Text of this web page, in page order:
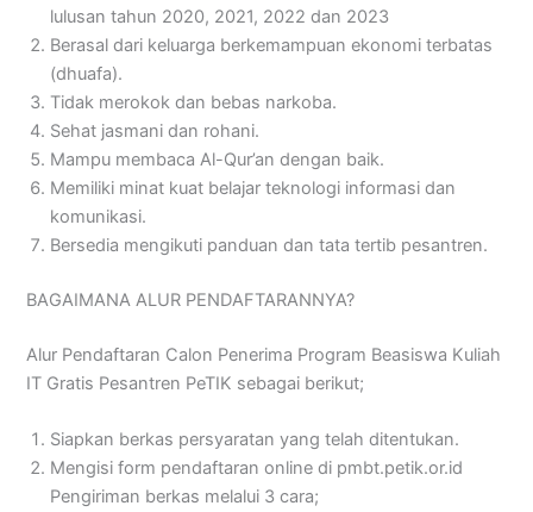
lulusan tahun 2020, 2021, 2022 dan 2023
Berasal dari keluarga berkemampuan ekonomi terbatas
(dhuafa).
Tidak merokok dan bebas narkoba.
Sehat jasmani dan rohani.
Mampu membaca Al-Qur’an dengan baik.
Memiliki minat kuat belajar teknologi informasi dan
komunikasi.
Bersedia mengikuti panduan dan tata tertib pesantren.
BAGAIMANA ALUR PENDAFTARANNYA?
Alur Pendaftaran Calon Penerima Program Beasiswa Kuliah
IT Gratis Pesantren PeTIK sebagai berikut;
Siapkan berkas persyaratan yang telah ditentukan.
Mengisi form pendaftaran online di pmbt.petik.or.id
Pengiriman berkas melalui 3 cara;